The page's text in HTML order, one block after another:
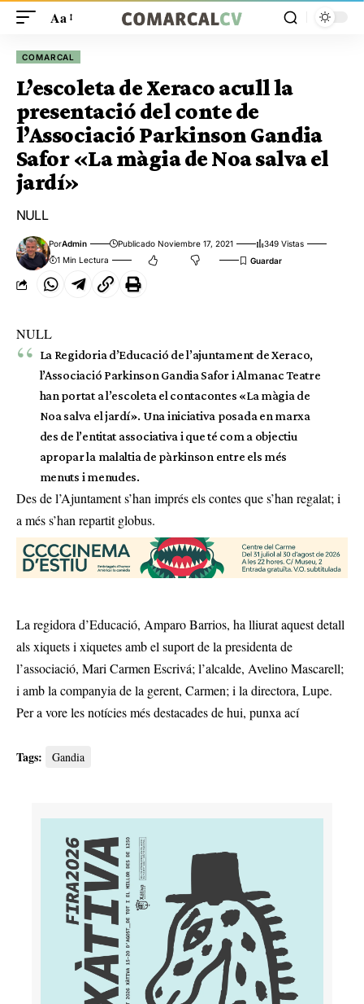
Aa
COMARCAL
L’escoleta de Xeraco acull la
presentació del conte de
l’Associació Parkinson Gandia
Safor «La màgia de Noa salva el
jardí»
NULL
PorAdmin Publicado Noviembre 17, 2021
349 Vistas
1 Min Lectura
NULL
La Regidoria d’Educació de l’ajuntament de Xeraco,
l’Associació Parkinson Gandia Safor i Almanac Teatre
han portat a l’escoleta el contacontes «La màgia de
Noa salva el jardí». Una iniciativa posada en marxa
des de l’entitat associativa i que té com a objectiu
apropar la malaltia de pàrkinson entre els més
menuts i menudes.
Des de l’Ajuntament s’han imprés els contes que s’han regalat; i
a més s’han repartit globus.
La regidora d’Educació, Amparo Barrios, ha lliurat aquest detall
als xiquets i xiquetes amb el suport de la presidenta de
l’associació, Mari Carmen Escrivá; l’alcalde, Avelino Mascarell;
i amb la companyia de la gerent, Carmen; i la directora, Lupe.
Per a vore les notícies més destacades de hui, punxa ací
Tags: Gandia